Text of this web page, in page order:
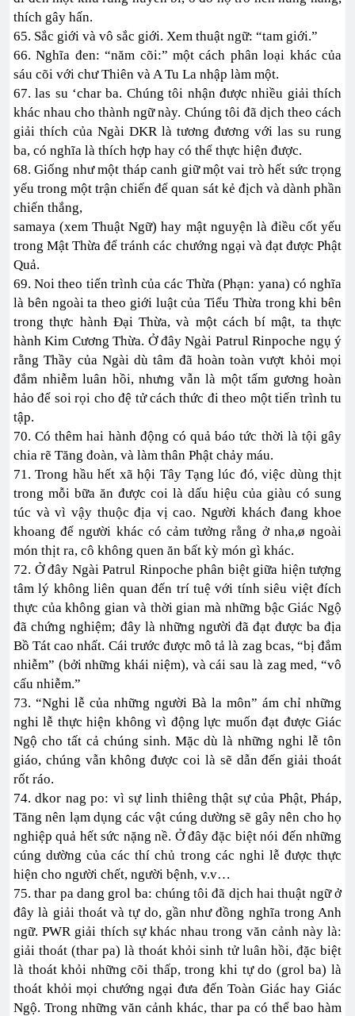
thích gây hấn.
65. Sắc giới và vô sắc giới. Xem thuật ngữ: “tam giới.”
66. Nghĩa đen: “năm cõi:” một cách phân loại khác của
sáu cõi với chư Thiên và A Tu La nhập làm một.
67. las su ‘char ba. Chúng tôi nhận được nhiều giải thích
khác nhau cho thành ngữ này. Chúng tôi đã dịch theo cách
giải thích của Ngài DKR là tương đương với las su rung
ba, có nghĩa là thích hợp hay có thể thực hiện được.
68. Giống như một tháp canh giữ một vai trò hết sức trọng
yếu trong một trận chiến để quan sát kẻ địch và dành phần
chiến thắng,
samaya (xem Thuật Ngữ) hay mật nguyện là điều cốt yếu
trong Mật Thừa để tránh các chướng ngại và đạt được Phật
Quả.
69. Noi theo tiến trình của các Thừa (Phạn: yana) có nghĩa
là bên ngoài ta theo giới luật của Tiểu Thừa trong khi bên
trong thực hành Đại Thừa, và một cách bí mật, ta thực
hành Kim Cương Thừa. Ở đây Ngài Patrul Rinpoche ngụ ý
rằng Thầy của Ngài dù tâm đã hoàn toàn vượt khỏi mọi
đắm nhiễm luân hồi, nhưng vẫn là một tấm gương hoàn
hảo để soi rọi cho đệ tử cách thức đi theo một tiến trình tu
tập.
70. Có thêm hai hành động có quả báo tức thời là tội gây
chia rẽ Tăng đoàn, và làm thân Phật chảy máu.
71. Trong hầu hết xã hội Tây Tạng lúc đó, việc dùng thịt
trong mỗi bữa ăn được coi là dấu hiệu của giàu có sung
túc và vì vậy thuộc địa vị cao. Người khách đang khoe
khoang để người khác có cảm tưởng rằng ở nha,ø ngoài
món thịt ra, cô không quen ăn bất kỳ món gì khác.
72. Ở đây Ngài Patrul Rinpoche phân biệt giữa hiện tượng
tâm lý không liên quan đến trí tuệ với tính siêu việt đích
thực của không gian và thời gian mà những bậc Giác Ngộ
đã chứng nghiệm; đây là những người đã đạt được ba địa
Bồ Tát cao nhất. Cái trước được mô tả là zag bcas, “bị đắm
nhiễm” (bởi những khái niệm), và cái sau là zag med, “vô
cấu nhiễm.”
73. “Nghi lễ của những người Bà la môn” ám chỉ những
nghi lễ thực hiện không vì động lực muốn đạt được Giác
Ngộ cho tất cả chúng sinh. Mặc dù là những nghi lễ tôn
giáo, chúng vẫn không được coi là sẽ dẫn đến giải thoát
rốt ráo.
74. dkor nag po: vì sự linh thiêng thật sự của Phật, Pháp,
Tăng nên lạm dụng các vật cúng dường sẽ gây nên cho họ
nghiệp quả hết sức nặng nề. Ở đây đặc biệt nói đến những
cúng dường của các thí chủ trong các nghi lễ được thực
hiện cho người chết, người bệnh, v.v…
75. thar pa dang grol ba: chúng tôi đã dịch hai thuật ngữ ở
đây là giải thoát và tự do, gần như đồng nghĩa trong Anh
ngữ. PWR giải thích sự khác nhau trong văn cảnh này là:
giải thoát (thar pa) là thoát khỏi sinh tử luân hồi, đặc biệt
là thoát khỏi những cõi thấp, trong khi tự do (grol ba) là
thoát khỏi mọi chướng ngại đưa đến Toàn Giác hay Giác
Ngộ. Trong những văn cảnh khác, thar pa có thể bao hàm